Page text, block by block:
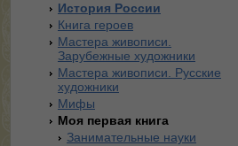
История России
Книга героев
Мастера живописи.
Зарубежные художники
Мастера живописи. Русские
художники
Мифы
Моя первая книга
Занимательные науки
Кошки и собаки
Ладушки.